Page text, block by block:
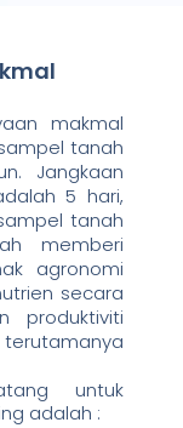
makmal
tanah
Jangkaan
5 hari,
tanah
memberi
agronomi
secara
produktiviti
untuk
adalah :